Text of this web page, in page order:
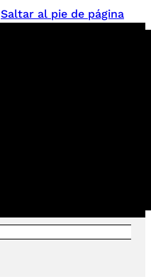
Saltar al pie de página